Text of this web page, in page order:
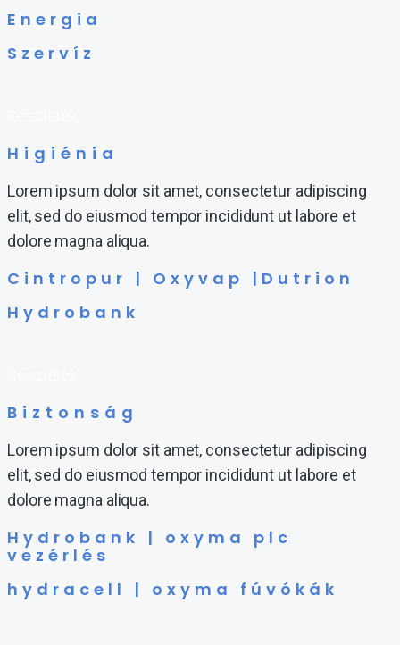
Energia
Szervíz
Higiénia
Lorem ipsum dolor sit amet, consectetur adipiscing
elit, sed do eiusmod tempor incididunt ut labore et
dolore magna aliqua.
Cintropur | Oxyvap |Dutrion
Hydrobank
Biztonság
Lorem ipsum dolor sit amet, consectetur adipiscing
elit, sed do eiusmod tempor incididunt ut labore et
dolore magna aliqua.
Hydrobank | oxyma plc
vezérlés
hydracell | oxyma fúvókák